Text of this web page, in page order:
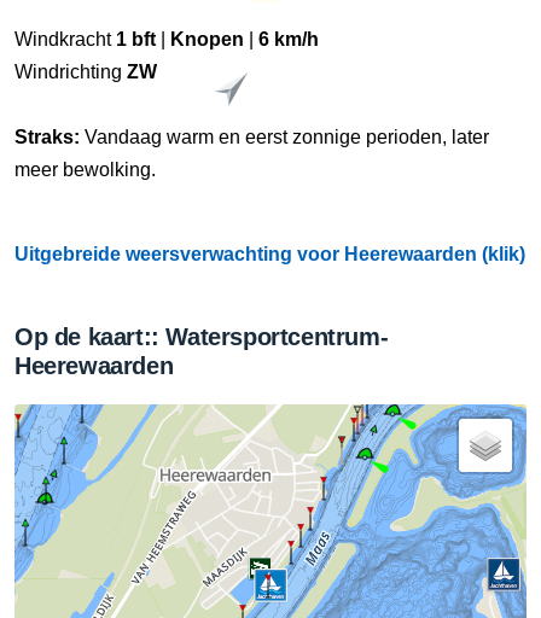
Windkracht 1 bft Knopen
6 km/h
Windrichting ZW
Straks: Vandaag warm en eerst zonnige perioden, later
meer bewolking.
Uitgebreide weersverwachting voor Heerewaarden (klik)
Op de kaart:: Watersportcentrum-
Heerewaarden